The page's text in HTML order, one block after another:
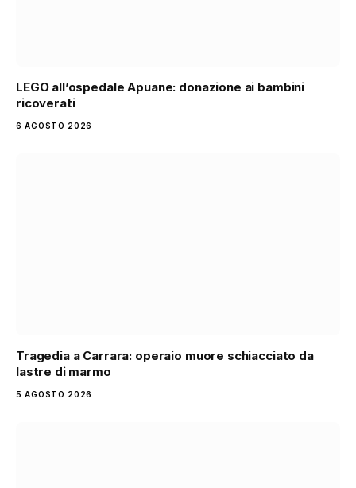
LEGO all’ospedale Apuane: donazione ai bambini
ricoverati
6 AGOSTO 2026
Tragedia a Carrara: operaio muore schiacciato da
lastre di marmo
5 AGOSTO 2026